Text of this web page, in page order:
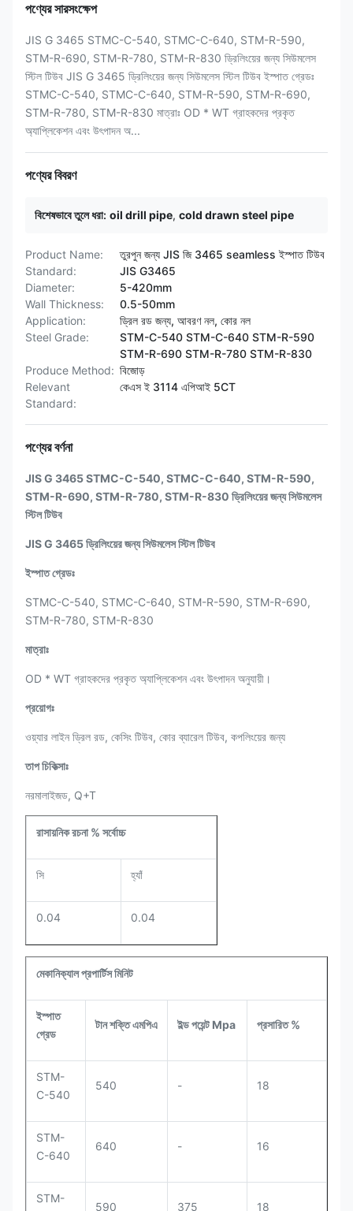
পণ্যের সারসংক্ষেপ
JIS G 3465 STMC-C-540, STMC-C-640, STM-R-590,
STM-R-690, STM-R-780, STM-R-830 ড্রিলিংয়ের জন্য সিউমলেস
স্টিল টিউব JIS G 3465 ড্রিলিংয়ের জন্য সিউমলেস স্টিল টিউব ইস্পাত গ্রেডঃ
STMC-C-540, STMC-C-640, STM-R-590, STM-R-690,
STM-R-780, STM-R-830 মাত্রাঃ OD * WT গ্রাহকদের প্রকৃত
অ্যাপ্লিকেশন এবং উৎপাদন অ...
পণ্যের বিবরণ
বিশেষভাবে তুলে ধরা: oil drill pipe, cold drawn steel pipe
Product Name:
তুরপুন জন্য JIS জি 3465 seamless ইস্পাত টিউব
Standard:
JIS G3465
Diameter:
5-420mm
Wall Thickness:
0.5-50mm
Application:
ড্রিল রড জন্য, আবরণ নল, কোর নল
Steel Grade:
STM-C-540 STM-C-640 STM-R-590
STM-R-690 STM-R-780 STM-R-830
Produce Method: বিজোড়
Relevant
Standard:
কেএস ই 3114 এপিআই 5CT
পণ্যের বর্ণনা
JIS G 3465 STMC-C-540, STMC-C-640, STM-R-590,
STM-R-690, STM-R-780, STM-R-830 ড্রিলিংয়ের জন্য সিউমলেস
স্টিল টিউব
JIS G 3465 ড্রিলিংয়ের জন্য সিউমলেস স্টিল টিউব
ইস্পাত গ্রেডঃ
STMC-C-540, STMC-C-640, STM-R-590, STM-R-690,
STM-R-780, STM-R-830
মাত্রাঃ
OD * WT গ্রাহকদের প্রকৃত অ্যাপ্লিকেশন এবং উৎপাদন অনুযায়ী।
প্রয়োগঃ
ওয়্যার লাইন ড্রিল রড, কেসিং টিউব, কোর ব্যারেল টিউব, কপলিংয়ের জন্য
তাপ চিকিত্সাঃ
নরমালাইজড, Q+T
রাসায়নিক রচনা % সর্বোচ্চ
সি হ্যাঁ
0.04 0.04
মেকানিক্যাল প্রপার্টিস মিনিট
ইস্পাত
গ্রেড
টান শক্তি এমপিএ ইল্ড পয়েন্ট Mpa প্রসারিত %
STM-
C-540
540 - 18
STM-
C-640
640 - 16
STM-
590 375 18